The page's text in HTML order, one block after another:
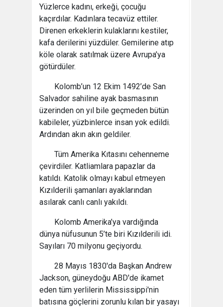
Yüzlerce kadını, erkeği, çocuğu
kaçırdılar. Kadınlara tecavüz ettiler.
Direnen erkeklerin kulaklarını kestiler,
kafa derilerini yüzdüler. Gemilerine atıp
köle olarak satılmak üzere Avrupa’ya
götürdüler.
Kolomb’un 12 Ekim 1492’de San
Salvador sahiline ayak basmasının
üzerinden on yıl bile geçmeden bütün
kabileler, yüzbinlerce insan yok edildi.
Ardından akın akın geldiler.
Tüm Amerika Kıtasını cehenneme
çevirdiler. Katliamlara papazlar da
katıldı. Katolik olmayı kabul etmeyen
Kızılderili şamanları ayaklarından
asılarak canlı canlı yakıldı.
Kolomb Amerika’ya vardığında
dünya nüfusunun 5’te biri Kızılderili idi.
Sayıları 70 milyonu geçiyordu.
28 Mayıs 1830'da Başkan Andrew
Jackson, güneydoğu ABD'de ikamet
eden tüm yerlilerin Mississippi'nin
batısına göçlerini zorunlu kılan bir yasayı